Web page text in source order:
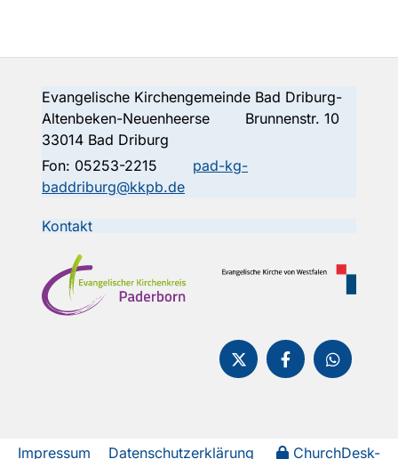
Evangelische Kirchengemeinde Bad Driburg-
Altenbeken-Neuenheerse Brunnenstr. 10
33014 Bad Driburg
Fon: 05253-2215
pad-kg-
baddriburg@kkpb.de
Kontakt
Impressum Datenschutzerklärung ChurchDesk-